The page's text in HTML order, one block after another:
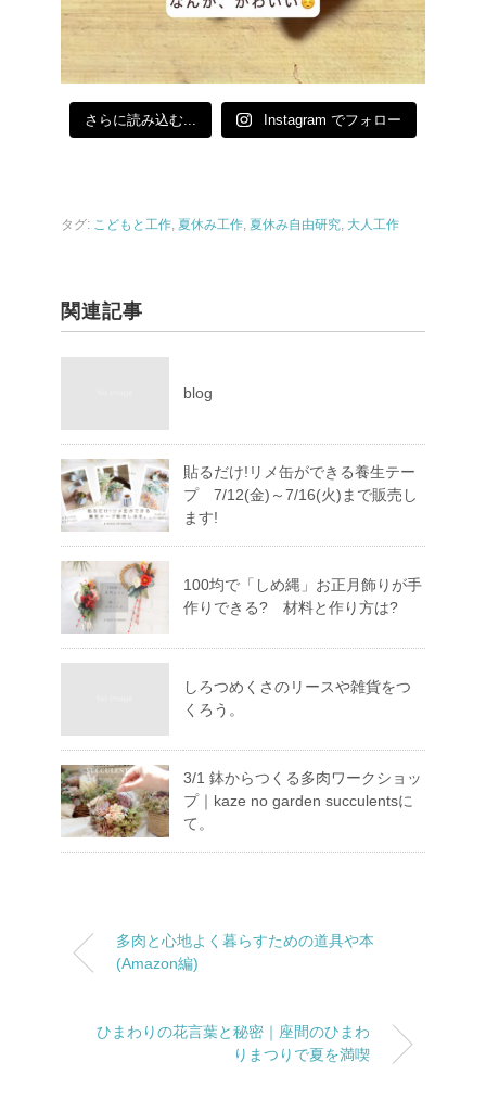
さらに読み込む... Instagram でフォロー
タグ: こどもと工作, 夏休み工作, 夏休み自由研究, 大人工作
関連記事
blog
貼るだけ!リメ缶ができる養生テー
プ 7/12(金)～7/16(火)まで販売し
ます!
100均で「しめ縄」お正月飾りが手
作りできる? 材料と作り方は?
しろつめくさのリースや雑貨をつ
くろう。
3/1 鉢からつくる多肉ワークショッ
プ｜kaze no garden succulentsに
て。
多肉と心地よく暮らすための道具や本
(Amazon編)
ひまわりの花言葉と秘密｜座間のひまわ
りまつりで夏を満喫